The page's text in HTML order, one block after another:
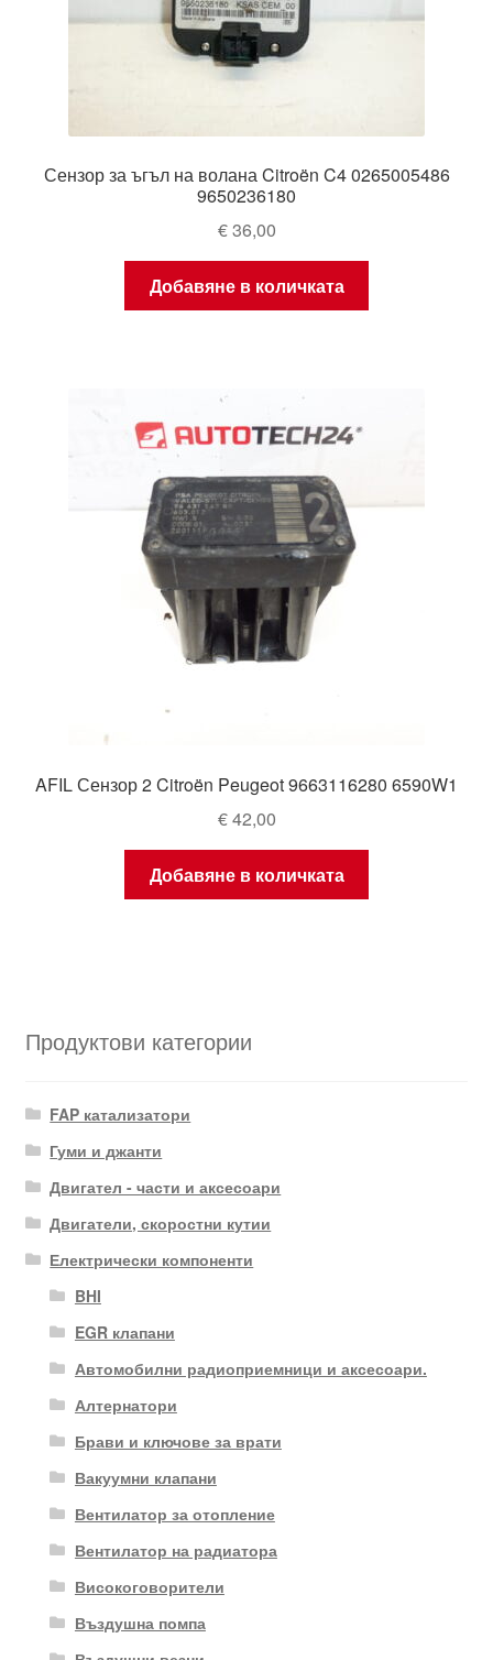
Сензор за ъгъл на волана Citroën C4 0265005486
9650236180
€36,00
Добавяне в количката
AFIL Сензор 2 Citroën Peugeot 9663116280 6590W1
€42,00
Добавяне в количката
Продуктови категории
FAP катализатори
Гуми и джанти
Двигател - части и аксесоари
Двигатели, скоростни кутии
Електрически компоненти
BHI
EGR клапани
Автомобилни радиоприемници и аксесоари.
Алтернатори
Брави и ключове за врати
Вакуумни клапани
Вентилатор за отопление
Вентилатор на радиатора
Високоговорители
Въздушна помпа